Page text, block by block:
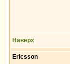
Наверх
Ericsson